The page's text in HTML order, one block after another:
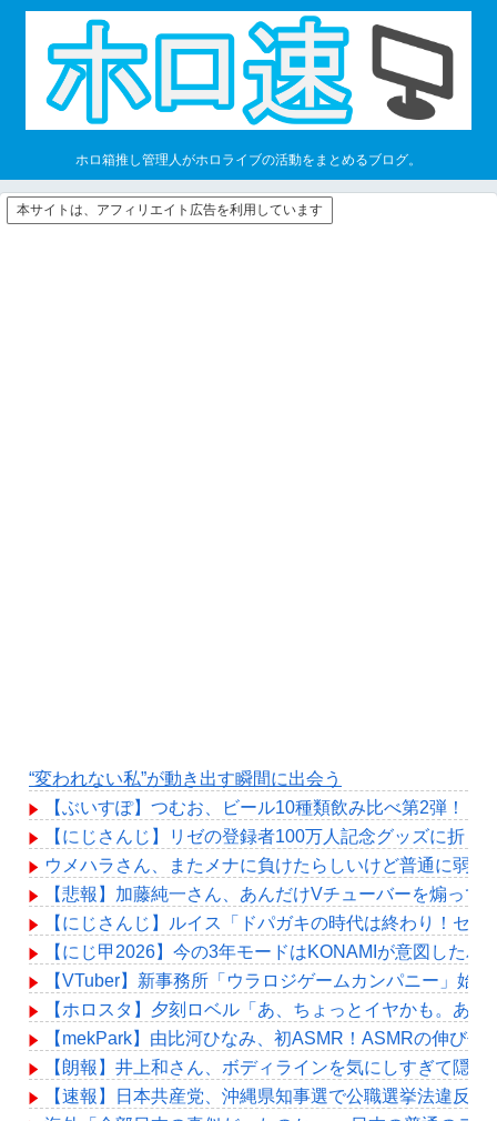
ホロ箱推し管理人がホロライブの活動をまとめるブログ。
本サイトは、アフィリエイト広告を利用しています
“変われない私”が動き出す瞬間に出会う
【ぶいすぽ】つむお、ビール10種類飲み比べ第2弾！
【にじさんじ】リゼの登録者100万人記念グッズに折
ウメハラさん、またメナに負けたらしいけど普通に弱め
【悲報】加藤純一さん、あんだけVチューバーを煽っ
【にじさんじ】ルイス「ドパガキの時代は終わり！セ
【にじ甲2026】今の3年モードはKONAMIが意図したバ
【VTuber】新事務所「ウラロジゲームカンパニー」始
【ホロスタ】夕刻ロベル「あ、ちょっとイヤかも。あ
【mekPark】由比河ひなみ、初ASMR！ASMRの伸び代
【朗報】井上和さん、ボディラインを気にしすぎて隠し
【速報】日本共産党、沖縄県知事選で公職選挙法違反